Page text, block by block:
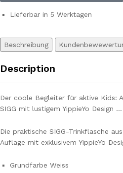
Lieferbar in 5 Werktagen
Beschreibung
Description
Der coole Begleiter für aktive Kids:
SIGG mit lustigem YippieYo Design …
Die praktische SIGG-Trinkflasche
Auflage mit exklusivem YippieYo
Grundfarbe Weiss